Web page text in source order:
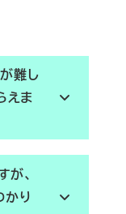
難し
えま
、
かり